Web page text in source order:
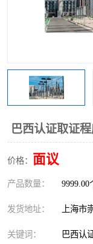
巴西认证取证
价格： 面议
产品数量： 9999.00
发货地址： 上海市
关键词： 巴西认